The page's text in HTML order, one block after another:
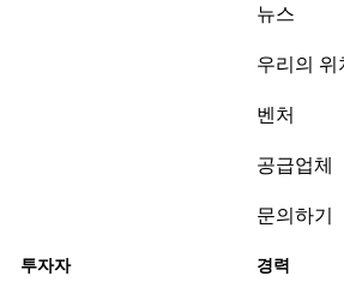
뉴스
우리의 위
벤처
공급업체
문의하기
투자자 경력